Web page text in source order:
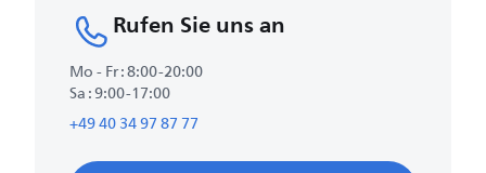
Rufen Sie uns an
Mo - Fr : 8:00-20:00
Sa : 9:00-17:00
+49 40 34 97 87 77